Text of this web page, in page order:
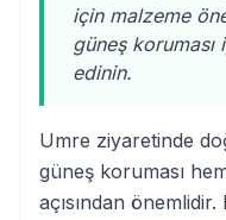
için malzeme
güneş koruması
edinin.
Umre ziyaretinde
güneş koruması
açısından